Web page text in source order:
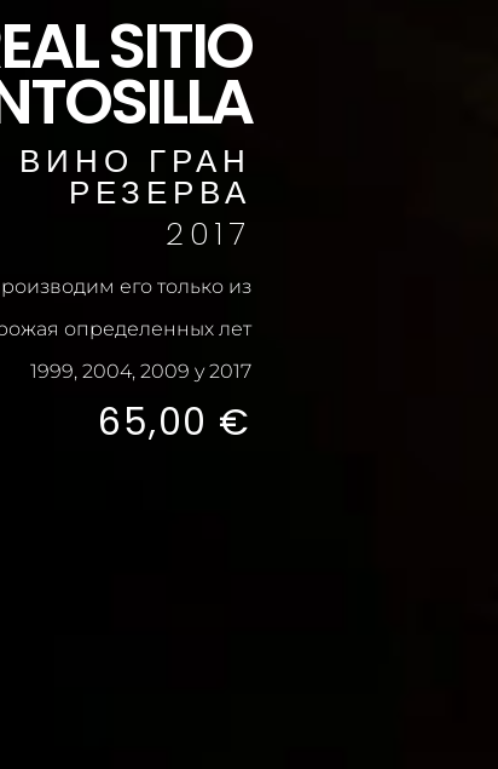
SITIO
ВИНО ГРАН
РЕЗЕРВА
2017
его только из
определенных лет
1999, 2004, 2009 y 2017
65,00 €